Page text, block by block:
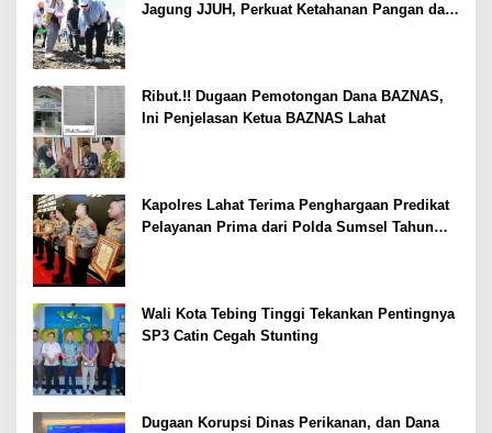
Jagung JJUH, Perkuat Ketahanan Pangan dan
Ribut.!! Dugaan Pemotongan Dana BAZNAS,
Ini Penjelasan Ketua BAZNAS Lahat
Kapolres Lahat Terima Penghargaan Predikat
Pelayanan Prima dari Polda Sumsel Tahun
Wali Kota Tebing Tinggi Tekankan Pentingnya
SP3 Catin Cegah Stunting
Dugaan Korupsi Dinas Perikanan, dan Dana